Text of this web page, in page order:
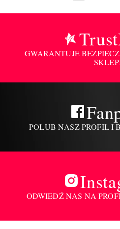
GWARANTUJE
POLUB NASZ PROFIL I
ODWIEDŹ NAS NA